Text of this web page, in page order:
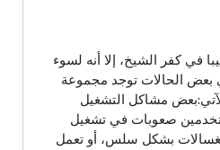
في كفر الشيخ، إلا أنه لسوء
بعض الحالات توجد مجموعة
مشاكل التشغيل
صعوبات في تشغيل
الغسالات بشكل سلس، أو تعمل